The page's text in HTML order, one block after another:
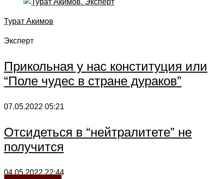
Турат Акимов
Эксперт
Прикольная у нас конституция или
“Поле чудес в стране дураков”
07.05.2022 05:21
Отсидеться в “нейтралитете” не
получится
04.05.202222:44